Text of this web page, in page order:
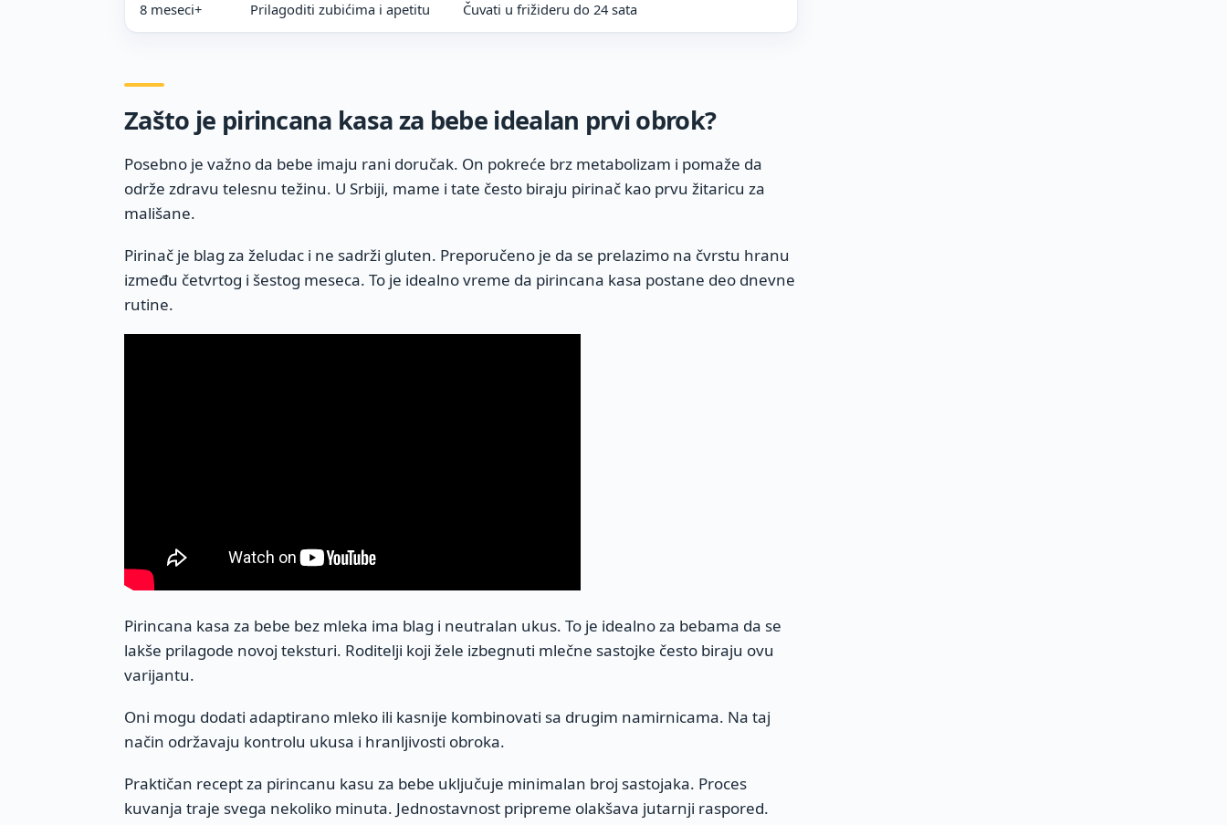
8 meseci+ Prilagoditi zubićima i apetitu Čuvati u frižideru do 24 sata
Zašto je pirincana kasa za bebe idealan prvi obrok?
Posebno je važno da bebe imaju rani doručak. On pokreće brz metabolizam i pomaže da
održe zdravu telesnu težinu. U Srbiji, mame i tate često biraju pirinač kao prvu žitaricu za
mališane.
Pirinač je blag za želudac i ne sadrži gluten. Preporučeno je da se prelazimo na čvrstu hranu
između četvrtog i šestog meseca. To je idealno vreme da pirincana kasa postane deo dnevne
rutine.
Pirincana kasa za bebe bez mleka ima blag i neutralan ukus. To je idealno za bebama da se
lakše prilagode novoj teksturi. Roditelji koji žele izbegnuti mlečne sastojke često biraju ovu
varijantu.
Oni mogu dodati adaptirano mleko ili kasnije kombinovati sa drugim namirnicama. Na taj
način održavaju kontrolu ukusa i hranljivosti obroka.
Praktičan recept za pirincanu kasu za bebe uključuje minimalan broj sastojaka. Proces
kuvanja traje svega nekoliko minuta. Jednostavnost pripreme olakšava jutarnji raspored.